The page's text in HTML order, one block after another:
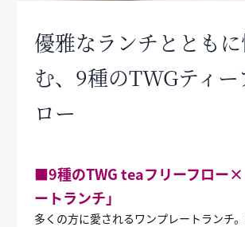
優雅なランチととも
む、9種のTWGティー
ロー
■9種のTWG teaフリーフロー×
ートランチ」
多くの方に愛されるワンプレートランチ